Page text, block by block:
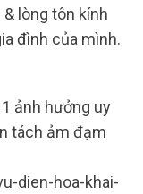
lòng tôn kính
đình của mình.
ảnh hưởng uy
tách ảm đạm
dien-hoa-khai-